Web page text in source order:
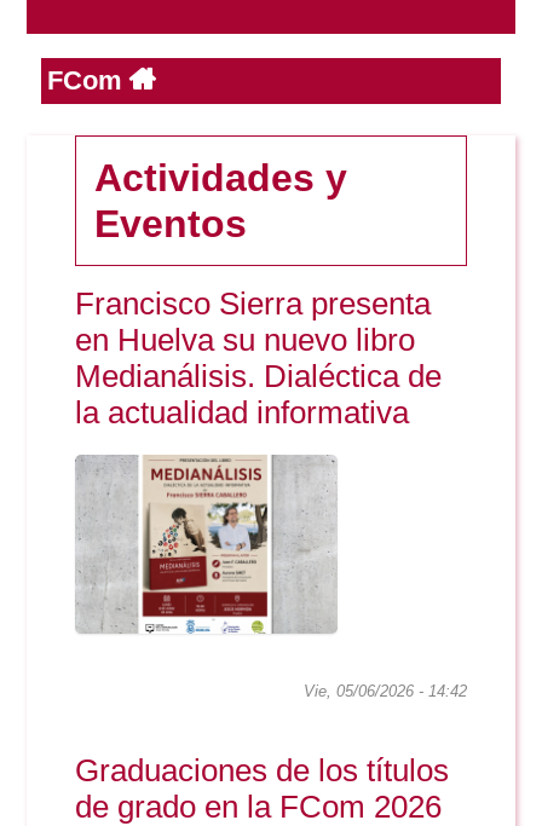
Reservas
Horarios
Publicidad y RR.PP
Comunicación Audiovisual
Doble Grado PER/CAV
Exámenes Grado
Periodismo
Publicidad y RR.PP
Comunicación Audiovisual
Doble Grado PER/CAV
Secretaría Virtual
#miTFG
#YoPractico
FCom
Actividades y
Eventos
Francisco Sierra presenta
en Huelva su nuevo libro
Medianálisis. Dialéctica de
la actualidad informativa
Vie, 05/06/2026 - 14:42
Graduaciones de los títulos
de grado en la FCom 2026